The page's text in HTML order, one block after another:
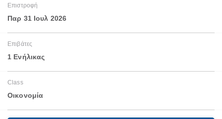
Επιστροφή
Παρ 31 Ιουλ 2026
Επιβάτες
1 Ενήλικας
Class
Οικονομία